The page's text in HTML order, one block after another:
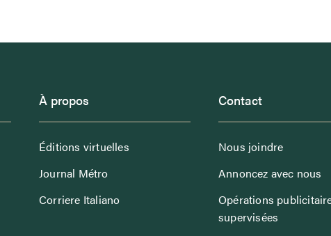
À propos
Éditions virtuelles
Journal Métro
Corriere Italiano
Contact
Nous joindre
Annoncez avec nous
Opérations
supervisées